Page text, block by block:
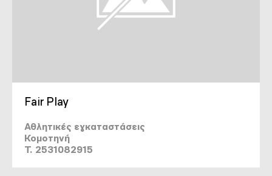
Fair Play
Αθλητικές εγκαταστάσεις
Κομοτηνή
T. 2531082915